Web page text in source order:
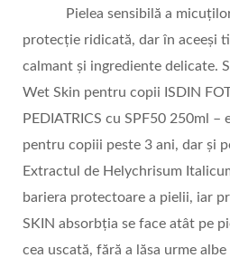
Pielea sensibilă a
protecție ridicată, dar în aceeși
calmant și ingrediente delicate.
Wet Skin pentru copii ISDIN
PEDIATRICS cu SPF50 250ml
pentru copiii peste 3 ani, dar și
Extractul de Helychrisum
bariera protectoare a pielii, iar
SKIN absorbția se face atât pe
cea uscată, fără a lăsa urme